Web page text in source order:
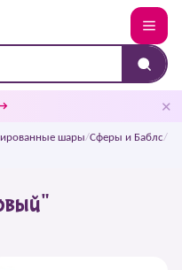
✕
шары/Сферы и Баблс/